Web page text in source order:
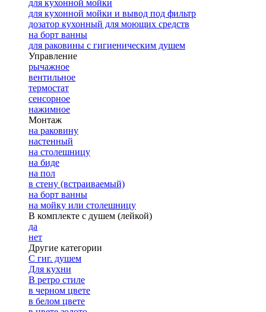
для кухонной мойки
для кухонной мойки и вывод под фильтр
дозатор кухонный для моющих средств
на борт ванны
для раковины с гигиеническим душем
Управление
рычажное
вентильное
термостат
сенсорное
нажимное
Монтаж
на раковину
настенный
на столешницу
на биде
на пол
в стену (встраиваемый)
на борт ванны
на мойку или столешницу
В комплекте с душем (лейкой)
да
нет
Другие категории
С гиг. душем
Для кухни
В ретро стиле
в черном цвете
в белом цвете